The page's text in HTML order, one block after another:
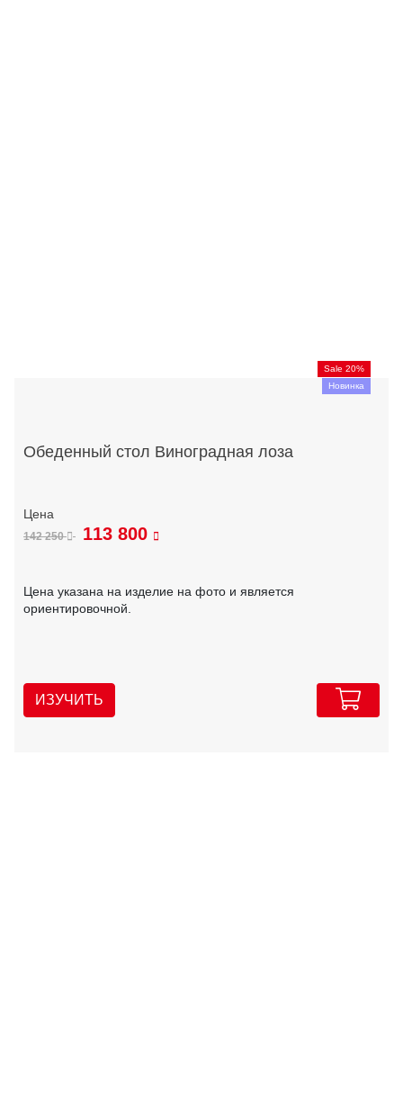
Sale 20%
Новинка
Обеденный стол Виноградная лоза
142 250 113 800
Цена указана на изделие на фото и является
ориентировочной.
ИЗУЧИТЬ